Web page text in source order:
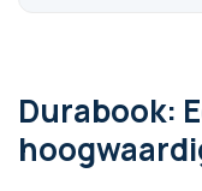
Durabook: